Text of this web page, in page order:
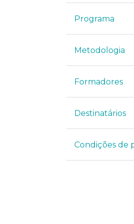
Programa
Metodologia
Formadores
Destinatários
Condições de